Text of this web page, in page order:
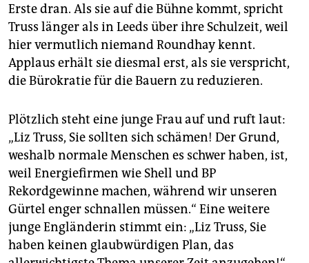
Erste dran. Als sie auf die Bühne kommt, spricht
Truss länger als in Leeds über ihre Schulzeit, weil
hier vermutlich niemand Roundhay kennt.
Applaus erhält sie diesmal erst, als sie verspricht,
die Bürokratie für die Bauern zu reduzieren.
Plötzlich steht eine junge Frau auf und ruft laut:
„Liz Truss, Sie sollten sich schämen! Der Grund,
weshalb normale Menschen es schwer haben, ist,
weil Energiefirmen wie Shell und BP
Rekordgewinne machen, während wir unseren
Gürtel enger schnallen müssen.“ Eine weitere
junge Engländerin stimmt ein: „Liz Truss, Sie
haben keinen glaubwürdigen Plan, das